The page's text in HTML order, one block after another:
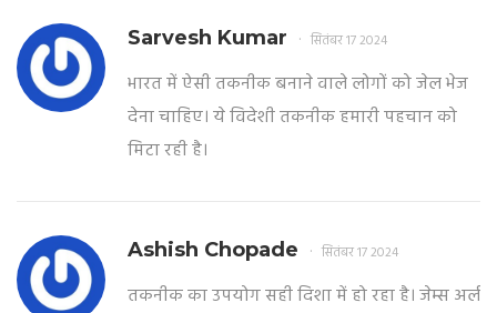
Sarvesh Kumar सितंबर 17 2024
भारत में ऐसी तकनीक बनाने वाले लोगों को जेल भेज
देना चाहिए। ये विदेशी तकनीक हमारी पहचान को
मिटा रही है।
Ashish Chopade सितंबर 17 2024
तकनीक का उपयोग सही दिशा में हो रहा है। जेम्स अर्ल